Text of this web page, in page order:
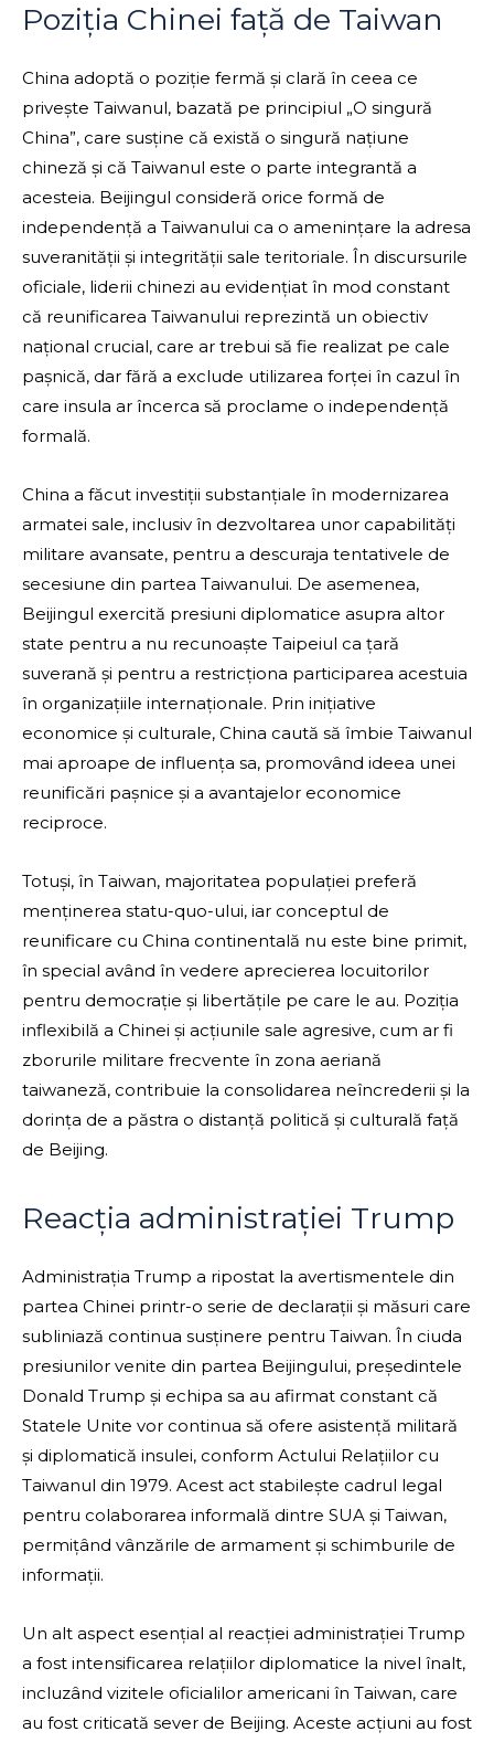
Poziția Chinei față de Taiwan
China adoptă o poziție fermă și clară în ceea ce
privește Taiwanul, bazată pe principiul „O singură
China”, care susține că există o singură națiune
chineză și că Taiwanul este o parte integrantă a
acesteia. Beijingul consideră orice formă de
independență a Taiwanului ca o amenințare la adresa
suveranității și integrității sale teritoriale. În discursurile
oficiale, liderii chinezi au evidențiat în mod constant
că reunificarea Taiwanului reprezintă un obiectiv
național crucial, care ar trebui să fie realizat pe cale
pașnică, dar fără a exclude utilizarea forței în cazul în
care insula ar încerca să proclame o independență
formală.
China a făcut investiții substanțiale în modernizarea
armatei sale, inclusiv în dezvoltarea unor capabilități
militare avansate, pentru a descuraja tentativele de
secesiune din partea Taiwanului. De asemenea,
Beijingul exercită presiuni diplomatice asupra altor
state pentru a nu recunoaște Taipeiul ca țară
suverană și pentru a restricționa participarea acestuia
în organizațiile internaționale. Prin inițiative
economice și culturale, China caută să îmbie Taiwanul
mai aproape de influența sa, promovând ideea unei
reunificări pașnice și a avantajelor economice
reciproce.
Totuși, în Taiwan, majoritatea populației preferă
menținerea statu-quo-ului, iar conceptul de
reunificare cu China continentală nu este bine primit,
în special având în vedere aprecierea locuitorilor
pentru democrație și libertățile pe care le au. Poziția
inflexibilă a Chinei și acțiunile sale agresive, cum ar fi
zborurile militare frecvente în zona aeriană
taiwaneză, contribuie la consolidarea neîncrederii și la
dorința de a păstra o distanță politică și culturală față
de Beijing.
Reacția administrației Trump
Administrația Trump a ripostat la avertismentele din
partea Chinei printr-o serie de declarații și măsuri care
subliniază continua susținere pentru Taiwan. În ciuda
presiunilor venite din partea Beijingului, președintele
Donald Trump și echipa sa au afirmat constant că
Statele Unite vor continua să ofere asistență militară
și diplomatică insulei, conform Actului Relațiilor cu
Taiwanul din 1979. Acest act stabilește cadrul legal
pentru colaborarea informală dintre SUA și Taiwan,
permițând vânzările de armament și schimburile de
informații.
Un alt aspect esențial al reacției administrației Trump
a fost intensificarea relațiilor diplomatice la nivel înalt,
incluzând vizitele oficialilor americani în Taiwan, care
au fost criticată sever de Beijing. Aceste acțiuni au fost